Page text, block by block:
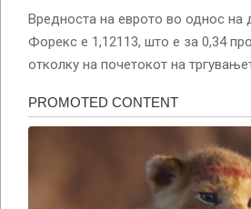
Вредноста на еврото во однос на
Форекс е 1,12113, што е за 0,34
отколку на почетокот на